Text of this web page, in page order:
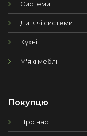
Системи
Дитячі системи
Кухні
М'які меблі
Покупцю
Про нас